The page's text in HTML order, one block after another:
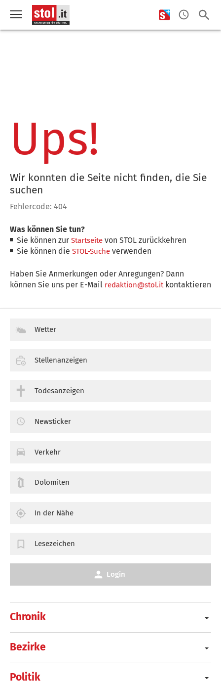
Ups!
Wir konnten die Seite nicht finden, die Sie
suchen
Fehlercode: 404
Was können Sie tun?
Sie können zurStartseite von STOL zurückkehren
Sie können dieSTOL-Suche verwenden
Haben Sie Anmerkungen oder Anregungen? Dann
können Sie uns per E-Mail redaktion@stol.itkontaktieren
Chronik
Bezirke
Politik
Wetter
Stellenanzeigen
Todesanzeigen
Newsticker
Verkehr
Dolomiten
In der Nähe
Lesezeichen
Login